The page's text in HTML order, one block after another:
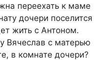
переехать к маме
дочери поселится
жить с Антоном.
Вячеслав с матерью
в комнате дочери?